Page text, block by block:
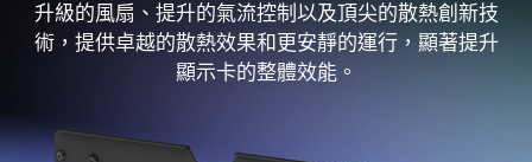
升級的風扇、提升的氣流控制以及頂尖的散熱創新技
術，提供卓越的散熱效果和更安靜的運行，顯著提升
顯示卡的整體效能。